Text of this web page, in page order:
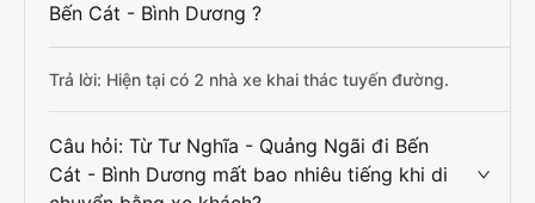
Bến Cát - Bình Dương ?
Trả lời: Hiện tại có 2 nhà xe khai thác tuyến đường.
Câu hỏi: Từ Tư Nghĩa - Quảng Ngãi đi Bến
Cát - Bình Dương mất bao nhiêu tiếng khi di